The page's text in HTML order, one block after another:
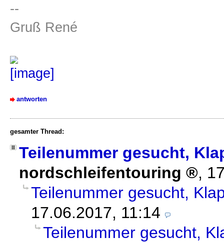
--
Gruß René
antworten
gesamter Thread:
Teilenummer gesucht,
nordschleifentouring
,
Teilenummer gesucht,
17.06.2017, 11:14
Teilenummer gesucht,